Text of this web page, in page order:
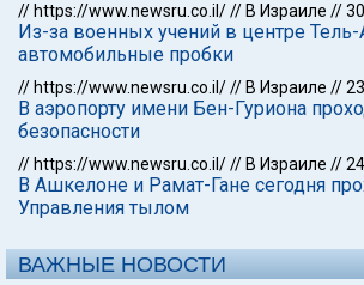
// https://www.newsru.co.il/// В Израиле //
Из-за военных учений в центре
автомобильные пробки
// https://www.newsru.co.il/// В Израиле //
В аэропорту имени Бен-Гуриона
безопасности
// https://www.newsru.co.il/// В Израиле //
В Ашкелоне и Рамат-Гане сегодня
Управления тылом
ВАЖНЫЕ НОВОСТИ